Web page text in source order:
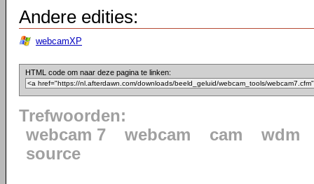
Andere edities:
webcamXP
HTML code om naar deze pagina te linken:
Trefwoorden:
webcam 7
webcam cam
wdm
source